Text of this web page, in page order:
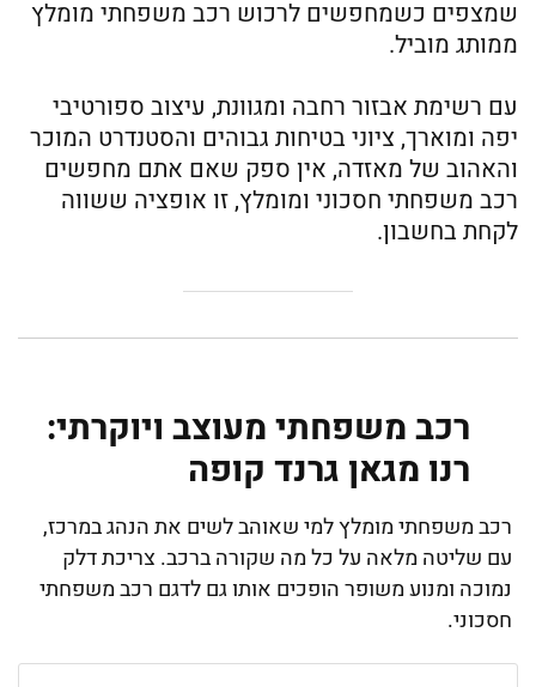
שמצפים כשמחפשים לרכוש רכב משפחתי מומלץ
ממותג מוביל.
עם רשימת אבזור רחבה ומגוונת, עיצוב ספורטיבי
יפה ומוארך, ציוני בטיחות גבוהים והסטנדרט המוכר
והאהוב של מאזדה, אין ספק שאם אתם מחפשים
רכב משפחתי חסכוני ומומלץ, זו אופציה ששווה
לקחת בחשבון.
רכב משפחתי מעוצב ויוקרתי:
רנו מגאן גרנד קופה
רכב משפחתי מומלץ למי שאוהב לשים את הנהג במרכז,
עם שליטה מלאה על כל מה שקורה ברכב. צריכת דלק
נמוכה ומנוע משופר הופכים אותו גם לדגם רכב משפחתי
חסכוני.